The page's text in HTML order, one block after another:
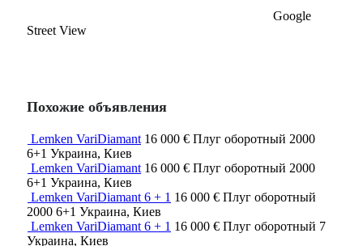
Google
Street View
Похожие объявления
Lemken VariDiamant 16 000 € Плуг оборотный 2000
6+1 Украина, Киев
Lemken VariDiamant 16 000 € Плуг оборотный 2000
6+1 Украина, Киев
Lemken VariDiamant 6 + 1 16 000 € Плуг оборотный
2000 6+1 Украина, Киев
Lemken VariDiamant 6 + 1 16 000 € Плуг оборотный 7
Украина, Киев